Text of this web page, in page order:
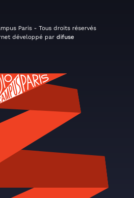
Paris - Tous droits réservés
développé par difuse